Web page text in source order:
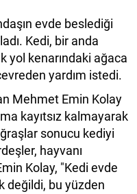
evde beslediği
Kedi, bir anda
yol kenarındaki ağaca
yardım istedi.
Mehmet Emin Kolay
kayıtsız kalmayarak
sonucu kediyi
hayvanı
Kolay, "Kedi evde
değildi, bu yüzden